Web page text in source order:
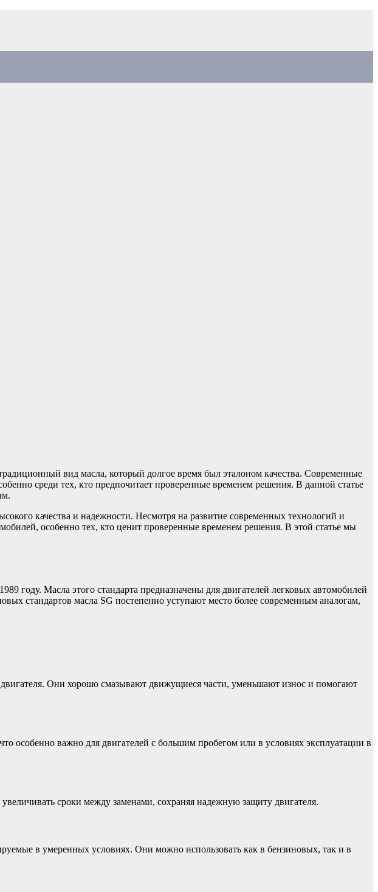
вид масла, который долгое время был эталоном качества. Современные
среди тех, кто предпочитает проверенные временем решения. В данной статье
качества и надежности. Несмотря на развитие современных технологий и
особенно тех, кто ценит проверенные временем решения. В этой статье мы
году. Масла этого стандарта предназначены для двигателей легковых автомобилей
стандартов масла SG постепенно уступают место более современным аналогам,
Они хорошо смазывают движущиеся части, уменьшают износ и помогают
особенно важно для двигателей с большим пробегом или в условиях эксплуатации в
сроки между заменами, сохраняя надежную защиту двигателя.
в умеренных условиях. Они можно использовать как в бензиновых, так и в